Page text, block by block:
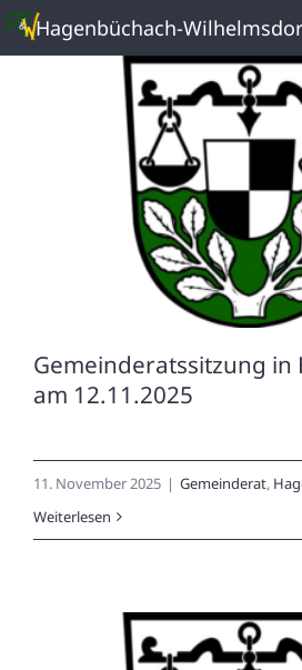
Z
u
Hagenbüchach-
Gemeinderatssitzung in
am 12.11.2025
11. November 2025 | Gemeinderat,
Weiterlesen